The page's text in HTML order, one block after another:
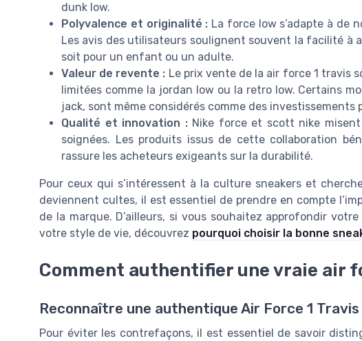
dunk low.
Polyvalence et originalité : La force low s’adapte à de
Les avis des utilisateurs soulignent souvent la facilité à
soit pour un enfant ou un adulte.
Valeur de revente : Le prix vente de la air force 1 travis
limitées comme la jordan low ou la retro low. Certains
jack, sont même considérés comme des investissements
Qualité et innovation :Nike force et scott nike
soignées. Les produits issus de cette collaboration
rassure les acheteurs exigeants sur la durabilité.
Pour ceux qui s’intéressent à la culture sneakers et
deviennent cultes, il est essentiel de prendre en compte
de la marque. D’ailleurs, si vous souhaitez approfondir
votre style de vie, découvrez pourquoi choisir la bonne
Comment authentifier une vraie air
Reconnaître une authentique Air Force 1
Pour éviter les contrefaçons, il est essentiel de savoir